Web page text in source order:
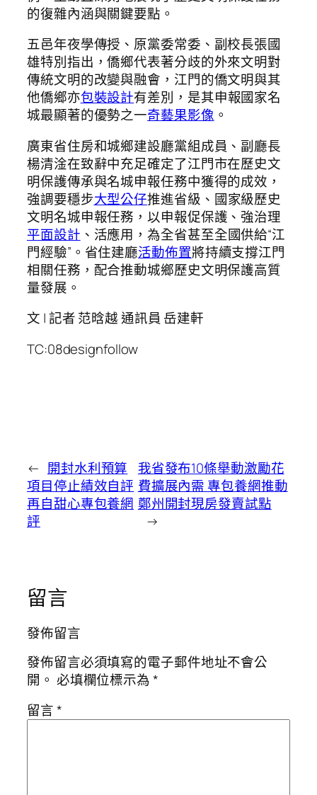
的復雜內涵與關鍵要點。
五邑年夜學傳授、原黨委常委、副校長張國
雄特別指出，僑鄉代表著分歧的外來文明對
傳統文明的改變與融會，江門的僑文明與其
他僑鄉亦包裝設計有差別，是其申報國家名
城最顯著的優勢之一奇藝果影像 。
廣東省住房和城鄉建設廳黨組成員、副廳長
楊清淦在致辭中充足確定了江門市在歷史文
明保護傳承與名城申報任務中獲得的成效，
強調要穩步大型公仔推進省級、國家級歷史
文明名城申報任務，以申報促保護、強治理
平面設計 、活應用，為全省甚至全國供給“江
門經驗”。省住建廳活動佈置將持續支撐江門
相關任務，配合推動城鄉歷史文明保護高質
量發展。
文 | 記者 范晗越 通訊員 岳建軒
TC:08designfollow
← 開封水利預算
項目停止績效自評
再自甜心專包養網
評
我省發布10條舉動激勵花
費擴展內需 專包養網推動
鄭州開封現房發賣試點
→
留言
發佈留言
發佈留言必須填寫的電子郵件地址不會公
開。 必填欄位標示為*
留言*